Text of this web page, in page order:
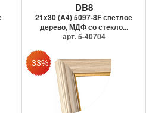
DB8
21x30 (A4) 5097-8F светлое
дерево, МДФ со стекло...
арт. 5-40704